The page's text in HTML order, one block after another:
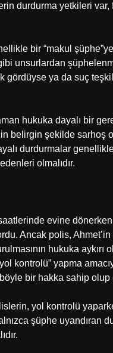
durdurma yetkileri
bir “makul
unsurlardan
ya da suç
hukuka dayalı bir
belirgin şekilde sarhoş
durdurmalar
olmalıdır.
evine
Ancak polis,
hukuka
kontrolü” yapma
bir hakka sahip olup
yol kontrolü
şüphe uyandıran